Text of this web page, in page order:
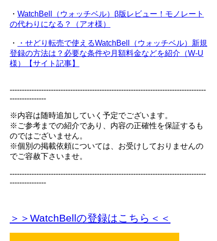
・ WatchBell（ウォッチベル）β版レビュー！モノレート
の代わりになる？（アオ様）
・
・せどり転売で使えるWatchBell（ウォッチベル）新規
登録の方法は？必要な条件や月額料金などを紹介（W-U
様）【サイト記事】
---------------------------------------------------------------------------------
---------------
※内容は随時追加していく予定でございます。
※ご参考までの紹介であり、内容の正確性を保証するも
のではございません。
※個別の掲載依頼については、お受けしておりませんの
でご容赦下さいませ。
---------------------------------------------------------------------------------
---------------
＞＞WatchBellの登録はこちら＜＜